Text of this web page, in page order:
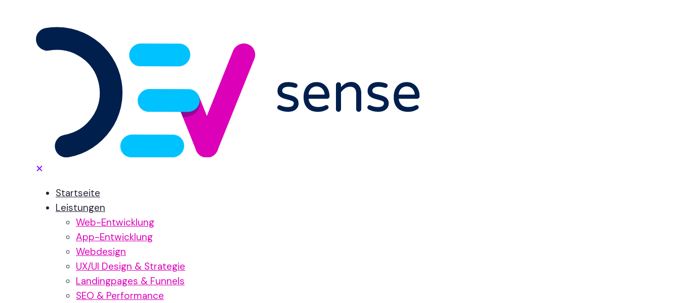
✕
Startseite
Leistungen
Web-Entwicklung
App-Entwicklung
Webdesign
UX/UI Design & Strategie
Landingpages & Funnels
SEO & Performance